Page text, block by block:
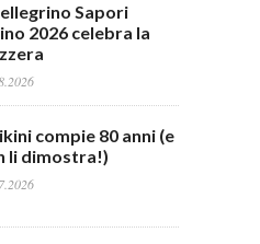
Sapori
2026 celebra la
compie 80 anni (e
li dimostra!)